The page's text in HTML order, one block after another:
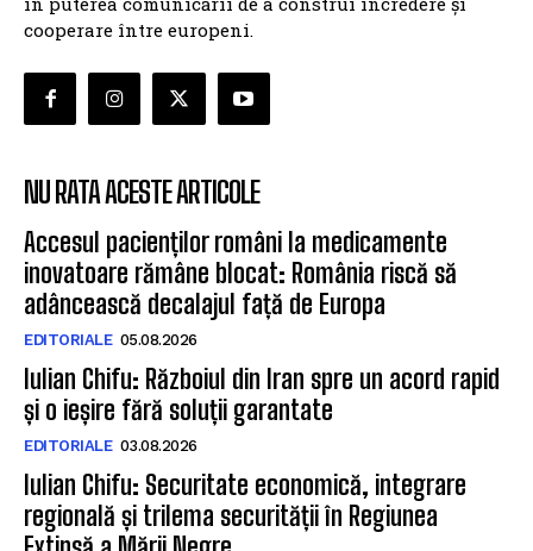
în puterea comunicării de a construi încredere și
NU RATA ACESTE ARTICOLE
Accesul pacienților români la medicamente
inovatoare rămâne blocat: România riscă să
adâncească decalajul față de Europa
Iulian Chifu: Războiul din Iran spre un acord rapid
și o ieșire fără soluții garantate
Iulian Chifu: Securitate economică, integrare
regională și trilema securității în Regiunea